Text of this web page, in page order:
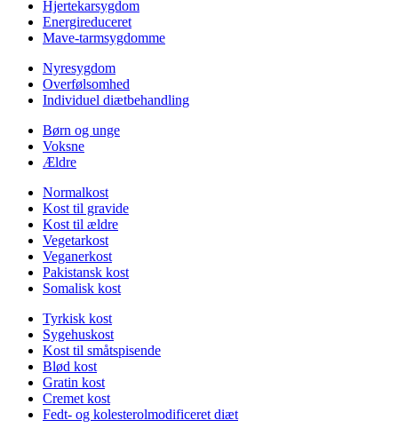
Hjertekarsygdom
Energireduceret
Mave-tarmsygdomme
Nyresygdom
Overfølsomhed
Individuel diætbehandling
Børn og unge
Voksne
Ældre
Normalkost
Kost til gravide
Kost til ældre
Vegetarkost
Veganerkost
Pakistansk kost
Somalisk kost
Tyrkisk kost
Sygehuskost
Kost til småtspisende
Blød kost
Gratin kost
Cremet kost
Fedt- og kolesterolmodificeret diæt